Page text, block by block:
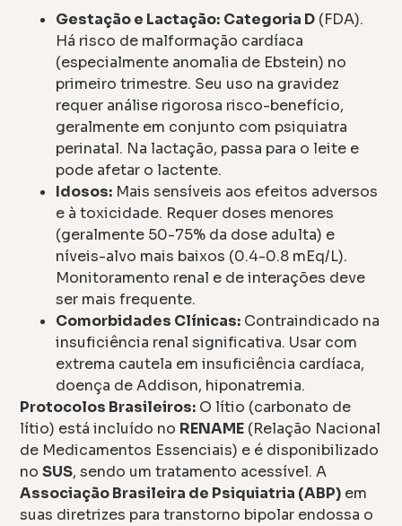
Gestação e Lactação: Categoria D (FDA).
Há risco de malformação cardíaca
(especialmente anomalia de Ebstein) no
primeiro trimestre. Seu uso na gravidez
requer análise rigorosa risco-benefício,
geralmente em conjunto com psiquiatra
perinatal. Na lactação, passa para o leite e
pode afetar o lactente.
Idosos: Mais sensíveis aos efeitos adversos
e à toxicidade. Requer doses menores
(geralmente 50-75% da dose adulta) e
níveis-alvo mais baixos (0.4-0.8 mEq/L).
Monitoramento renal e de interações deve
ser mais frequente.
Comorbidades Clínicas: Contraindicado na
insuficiência renal significativa. Usar com
extrema cautela em insuficiência cardíaca,
doença de Addison, hiponatremia.
Protocolos Brasileiros: O lítio (carbonato de
lítio) está incluído no RENAME (Relação Nacional
de Medicamentos Essenciais) e é disponibilizado
noSUS, sendo um tratamento acessível. A
Associação Brasileira de Psiquiatria (ABP) em
suas diretrizes para transtorno bipolar endossa o